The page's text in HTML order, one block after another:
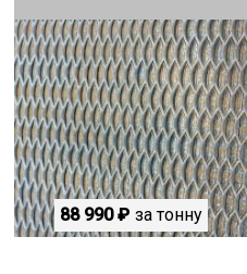
88 990 ₽ за тонну